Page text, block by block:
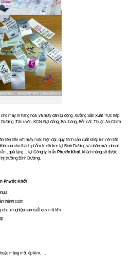
máy in hàng hoá, và máy dán tự động, Xưởng Sản Xuất Trực tiếp
,Tân uyên, KCN Đại đăng, Bàu bàng, Bến cát, Thuận An,Chơn
tiên tiến với máy móc hiện đại, quy trình sản xuất khép kín nên tiết
cao cho thành phẩm in sticker tại Bình Dương và nhãn mác decal
quà tặng… tại Công ty in ấnPhước Khới , khách hàng sẽ được
trường Bình Dương.
Phước Khởi
thành cuộn
cho xí nghiệp sản xuất quy mô lớn
màng mờ, ép kim, …